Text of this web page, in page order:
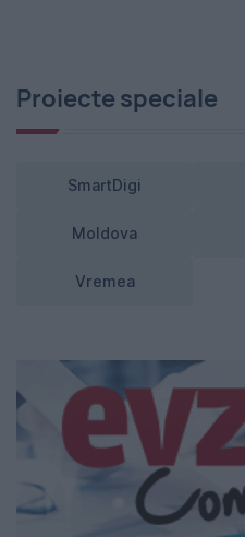
Proiecte speciale
SmartDigi
Moldova
Vremea